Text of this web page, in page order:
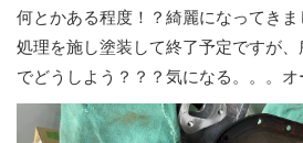
何とかある程度！？綺麗になってき
処理を施し塗装して終了予定ですが
でどうしよう？？？気になる。。。オ